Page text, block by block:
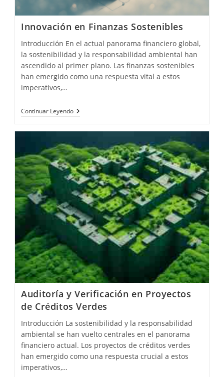
Innovación en Finanzas Sostenibles
Introducción En el actual panorama financiero global,
la sostenibilidad y la responsabilidad ambiental han
ascendido al primer plano. Las finanzas sostenibles
han emergido como una respuesta vital a estos
imperativos,…
Continuar LeyendoInnovación
En
Auditoría y Verificación en Proyectos
de Créditos Verdes
Introducción La sostenibilidad y la responsabilidad
ambiental se han vuelto centrales en el panorama
financiero actual. Los proyectos de créditos verdes
han emergido como una respuesta crucial a estos
imperativos,…